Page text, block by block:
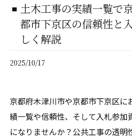
土木工事の実績一覧で
都市下京区の信頼性と
しく解説
2025/10/17
京都府木津川市や京都市下京区に
績一覧や信頼性、そして入札参加
になりませんか？公共工事の透明